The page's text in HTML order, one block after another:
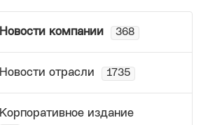
Новости компании 368
Новости отрасли 1735
Корпоративное издание